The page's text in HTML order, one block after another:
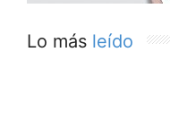
Lo más leído